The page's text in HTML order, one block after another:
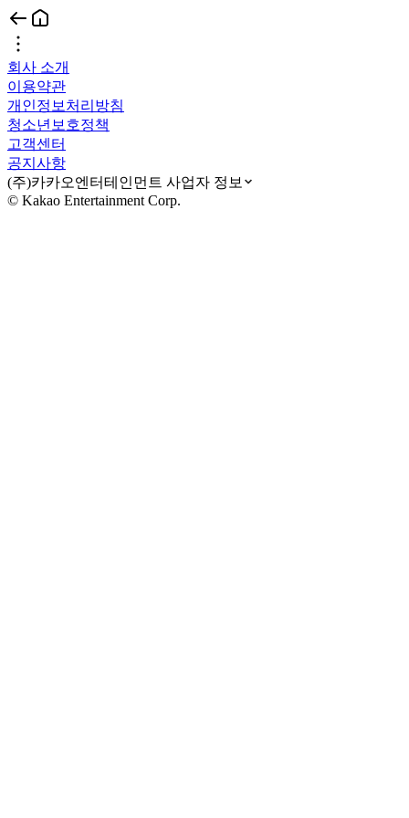
회사 소개
이용약관
개인정보처리방침
청소년보호정책
고객센터
공지사항
(주)카카오엔터테인먼트 사업자 정보
© Kakao Entertainment Corp.